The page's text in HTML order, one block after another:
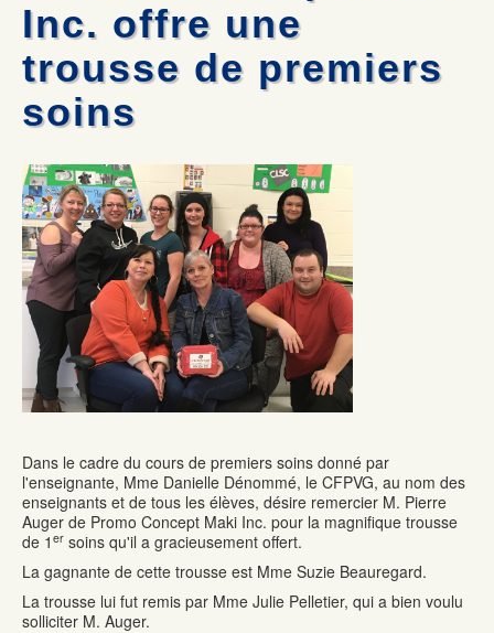
La formation professionnelle dans la Vallée-de-la-Gatineau :
une formule gagnante
Formation commis service à la clientèle : 100% de chance de
trouver un emploi
Les commissaires remettent deux certificats honorifiques
Olympiades de la formation professionnelle: Jérémy Gagnon
Mécanique auto: René Ringuette remporte la première place
Inc. offre une
trousse de premiers
soins
Dans le cadre du cours de premiers soins donné par
l'enseignante, Mme Danielle Dénommé, le CFPVG, au nom des
enseignants et de tous les élèves, désire remercier M. Pierre
Auger de Promo Concept Maki Inc. pour la magnifique trousse
de 1 er soins qu'il a gracieusement offert.
La gagnante de cette trousse est Mme Suzie Beauregard.
La trousse lui fut remis par Mme Julie Pelletier, qui a bien voulu
solliciter M. Auger.